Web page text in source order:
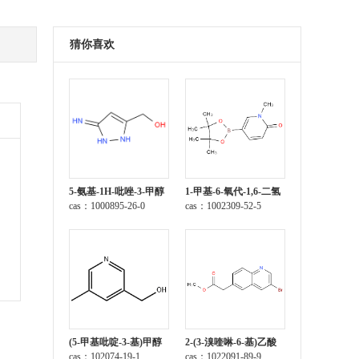
猜你喜欢
5-氨基-1H-吡唑-3-甲醇
cas：1000895-26-0
1-甲基-6-氧代-1,6-二氢
吡啶-3-硼酸频那醇酯
cas：1002309-52-5
(5-甲基吡啶-3-基)甲醇
cas：102074-19-1
2-(3-溴喹啉-6-基)乙酸
甲酯
cas：1022091-89-9